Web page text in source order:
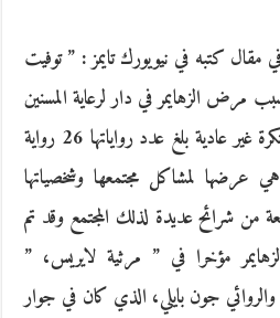
مقال كتبه في نيويورك تايمز : ” توفيت
عن 79 عاما بسبب مرض الزهايمر في دار لرعاية المسنين
في أكسفورد ، وهي كاتبة مبتكرة غير عادية بلغ عدد رواياتها 26 رواية
عرضها لمشاكل مجتمعها وشخصياتها
من شرائح عديدة لذلك المجتمع وقد تم
مؤخرا في ” مرثية لايريس، ”
جون بايلي، الذي كان في جوار